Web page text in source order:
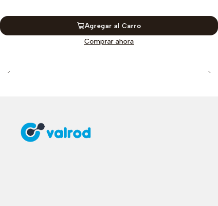
Agregar al Carro
Comprar ahora